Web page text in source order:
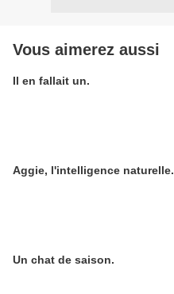
Vous aimerez aussi
Il en fallait un.
Aggie, l'intelligence naturelle.
Un chat de saison.